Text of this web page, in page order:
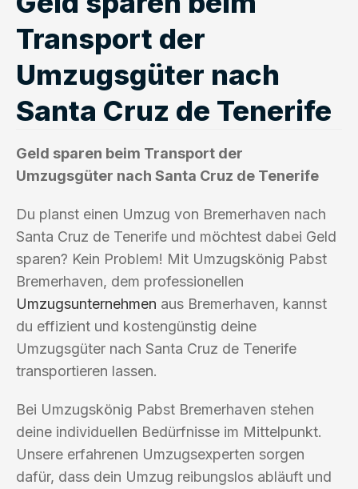
Transport der
Umzugsgüter nach
Santa Cruz de Tenerife
Geld sparen beim Transport der
Umzugsgüter nach Santa Cruz de Tenerife
Du planst einen Umzug von Bremerhaven nach
Santa Cruz de Tenerife und möchtest dabei Geld
sparen? Kein Problem! Mit Umzugskönig Pabst
Bremerhaven, dem professionellen
Umzugsunternehmen aus Bremerhaven, kannst
du effizient und kostengünstig deine
Umzugsgüter nach Santa Cruz de Tenerife
transportieren lassen.
Bei Umzugskönig Pabst Bremerhaven stehen
deine individuellen Bedürfnisse im Mittelpunkt.
Unsere erfahrenen Umzugsexperten sorgen
dafür, dass dein Umzug reibungslos abläuft und